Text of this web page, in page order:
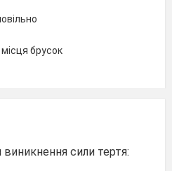
брусок
виникнення сили тертя: